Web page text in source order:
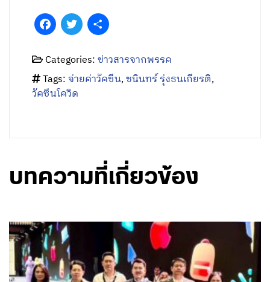
FacebookTwitter
Categories:ข่าวสารจากพรรค
Tags:จ่ายค่าวัคซีน,ชนินทร์ รุ่งธนเกียรติ,
วัคซีนโควิด
บทความที่เกี่ยวข้อง